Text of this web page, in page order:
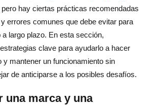
hay ciertas prácticas recomendadas
errores comunes que debe evitar para
largo plazo. En esta sección,
clave para ayudarlo a hacer
y mantener un funcionamiento sin
de anticiparse a los posibles desafíos.
una marca y una